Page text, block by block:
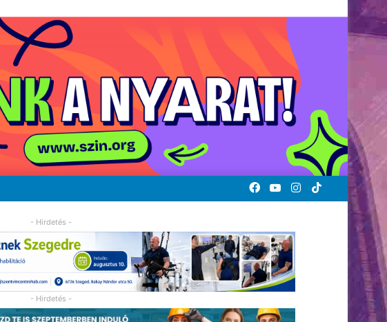
TikTok
Instagram
YouTube
Facebook
- Hirdetés -
- Hirdetés -